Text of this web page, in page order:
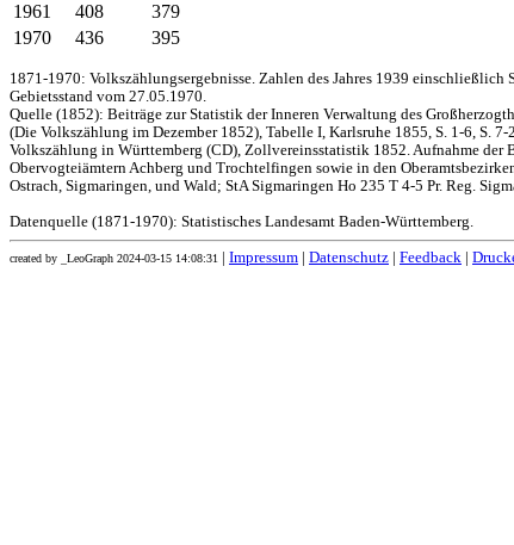
1961
408
379
1970
436 395
1871-1970: Volkszählungsergebnisse. Zahlen des Jahres 1939 einschließlich
Gebietsstand vom 27.05.1970.
Quelle (1852): Beiträge zur Statistik der Inneren Verwaltung des
(Die Volkszählung im Dezember 1852), Tabelle I, Karlsruhe 1855, S. 1-6, S. 7-
Volkszählung in Württemberg (CD), Zollvereinsstatistik 1852. Aufnahme der
Obervogteiämtern Achberg und Trochtelfingen sowie in den
Ostrach, Sigmaringen, und Wald; StA Sigmaringen Ho 235 T 4-5 Pr. Reg.
Datenquelle (1871-1970): Statistisches Landesamt Baden-Württemberg.
created by _LeoGraph 2024-03-15 14:08:31 Impressum Datenschutz Feedback